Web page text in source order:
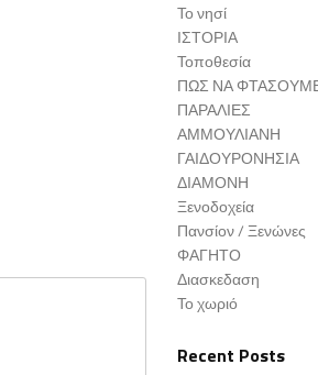
Το νησί
ΙΣΤΟΡΙΑ
Τοποθεσία
ΠΩΣ ΝΑ
ΠΑΡΑΛΙΕΣ
ΑΜΜΟΥΛΙΑΝΗ
ΓΑΙΔΟΥΡΟΝΗΣΙΑ
ΔΙΑΜΟΝΗ
Ξενοδοχεία
Πανσίον / Ξενώνες
ΦΑΓΗΤΟ
Διασκεδαση
Το χωριό
Recent Posts